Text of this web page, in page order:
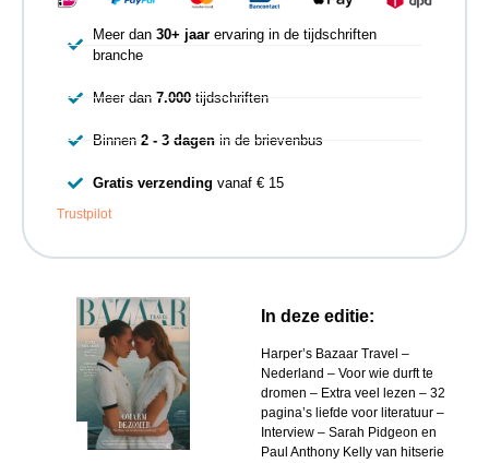
In deze editie:
Harper’s Bazaar Travel –
Nederland – Voor wie durft te
dromen – Extra veel lezen – 32
pagina’s liefde voor literatuur –
Interview – Sarah Pidgeon en
Paul Anthony Kelly van hitserie
Meer dan 30+ jaarervaring in de tijdschriften
branche
Meer dan 7.000tijdschriften
Binnen 2 - 3 dagenin de brievenbus
Gratis verzending vanaf € 15
Trustpilot